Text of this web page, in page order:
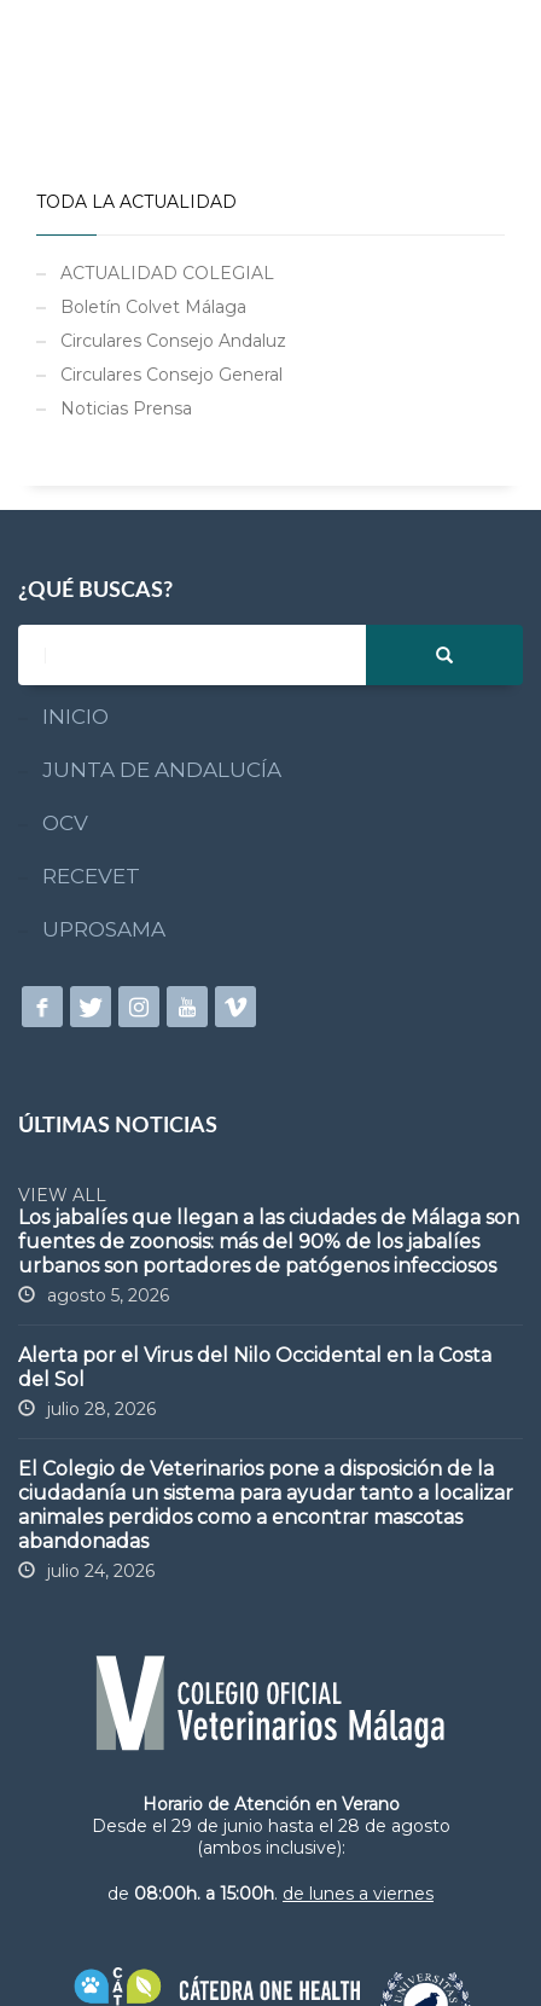
TODA LA ACTUALIDAD
ACTUALIDAD COLEGIAL
Boletín Colvet Málaga
Circulares Consejo Andaluz
Circulares Consejo General
Noticias Prensa
¿QUÉ BUSCAS?
INICIO
JUNTA DE ANDALUCÍA
OCV
RECEVET
UPROSAMA
ÚLTIMAS NOTICIAS
VIEW ALL
Los jabalíes que llegan a las ciudades de Málaga son
fuentes de zoonosis: más del 90% de los jabalíes
urbanos son portadores de patógenos infecciosos
agosto 5, 2026
Alerta por el Virus del Nilo Occidental en la Costa
del Sol
julio 28, 2026
El Colegio de Veterinarios pone a disposición de la
ciudadanía un sistema para ayudar tanto a localizar
animales perdidos como a encontrar mascotas
abandonadas
julio 24, 2026
Horario de Atención en Verano
Desde el 29 de junio hasta el 28 de agosto
(ambos inclusive):
de 08:00h. a 15:00h. de lunes a viernes